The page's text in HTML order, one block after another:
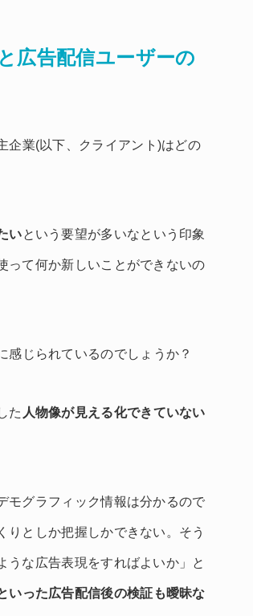
広告配信ユーザーの
企業(以下、クライアント)はどの
いという要望が多いなという印象
って何か新しいことができないの
感じられているのでしょうか？
た 人物像が見える化できていない
モグラフィック情報は分かるので
としか把握しかできない。そう
うな広告表現をすればよいか」と
いった広告配信後の検証も曖昧な